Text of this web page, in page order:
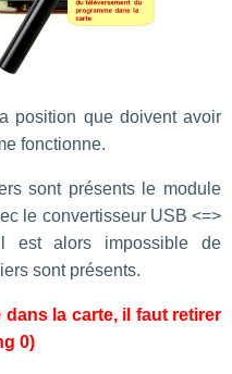
position que doivent avoir
fonctionne.
sont présents le module
le convertisseur USB <=>
est alors impossible de
sont présents.
la carte, il faut retirer
0)